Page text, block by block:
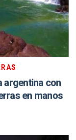
argentina con
en manos